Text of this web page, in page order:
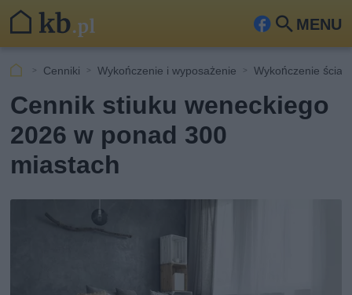
MENU
Fa
ook
Szu
kaj
Cenniki Wykończenie i wyposażenie Wykończenie ścian
Cennik stiuku weneckiego
2026 w ponad 300
miastach